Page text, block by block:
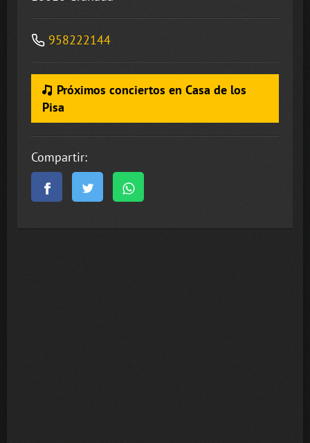
958222144
Próximos conciertos en Casa de los
Pisa
Compartir: